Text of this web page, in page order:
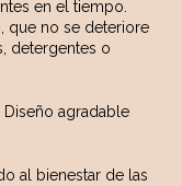
en el tiempo.
que no se deteriore
detergentes o
agradable
al bienestar de las